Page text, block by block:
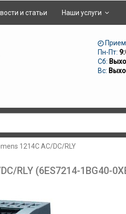
и статьи Наши услуги
Пн-Пт:
Сб:
Вс:
1214C AC/DC/RLY
RLY (6ES7214-1BG40-